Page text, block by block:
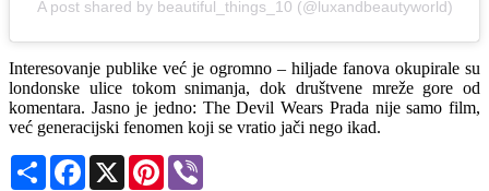
A post shared by beautiful_things_10 (@luxandbeautyworld)
Interesovanje publike već je ogromno – hiljade fanova okupirale su
londonske ulice tokom snimanja, dok društvene mreže gore od
komentara. Jasno je jedno: The Devil Wears Prada nije samo film,
već generacijski fenomen koji se vratio jači nego ikad.
Share Facebook
X Pinterest